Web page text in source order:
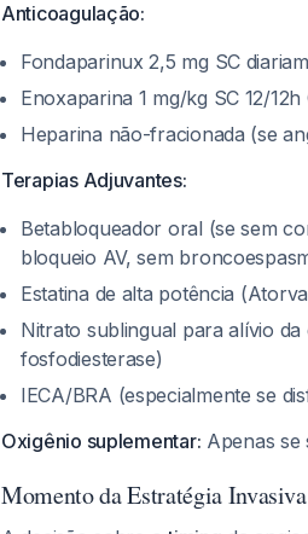
Anticoagulação:
Fondaparinux 2,5 mg SC
Enoxaparina 1 mg/kg SC 12/12h
Heparina não-fracionada (se
Terapias Adjuvantes:
Betabloqueador oral (se sem
bloqueio AV, sem
Estatina de alta potência
Nitrato sublingual para alívio
fosfodiesterase)
IECA/BRA (especialmente se
Oxigênio suplementar: Apenas
Momento da Estratégia Invasiva